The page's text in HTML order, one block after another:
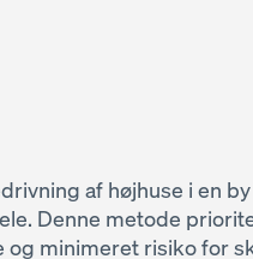
af højhuse i en
Denne metode
minimeret risiko for